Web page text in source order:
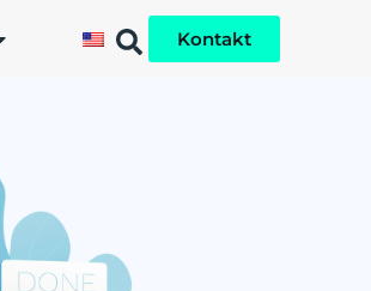
Kontakt